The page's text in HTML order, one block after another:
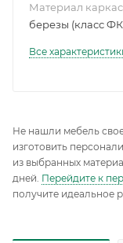
Материал
березы (класс
Все
Не нашли мебель
изготовить
из выбранных
дней. Перейдите к
получите идеальное